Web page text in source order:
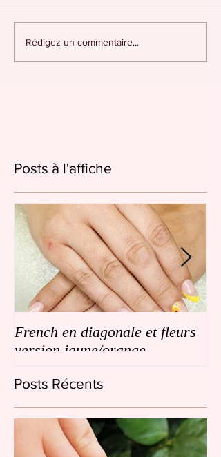
Rédigez un commentaire...
Posts à l'affiche
French en diagonale et fleurs
version jaune/orange
Posts Récents